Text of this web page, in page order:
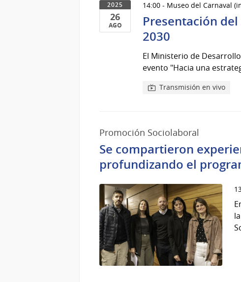
2025
26
AGO
14:00 - Museo del Carnaval
Presentación del
2030
El Ministerio de
evento "Hacia una
Transmisión en vivo
Promoción Sociolaboral
Se compartieron
profundizando el